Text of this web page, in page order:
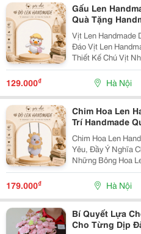
Gấu Len
Quà Tặng
Vịt Len Handmade
Đáo Vịt Len Handmade Được Làm Thủ Công Tỉ Mỉ Với
Thiết Kế Chú Vịt
Kết Hợp Khăn
Dáng Xinh Xắn,
129.000₫ Hà Nội
Chim Hoa Len
Trí Handmade
Chim Hoa Len
Yêu, Đầy Ý Nghĩa Chú Chim Handmade Kết Hợp Cùng
Những Bông Hoa
Đồ Trang Trí Vô
Thủ Công, Phù
Việc,...
179.000₫ Hà Nội
Bí Quyết Lựa
Cho Từng Dịp